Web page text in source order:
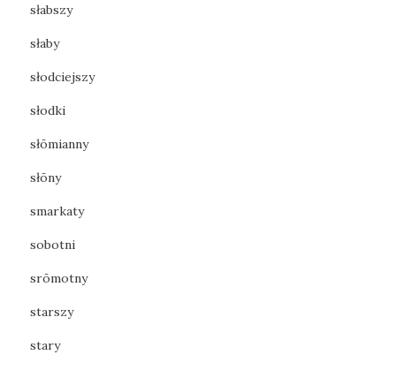
słabszy
słaby
słodciejszy
słodki
słōmianny
słōny
smarkaty
sobotni
srōmotny
starszy
stary